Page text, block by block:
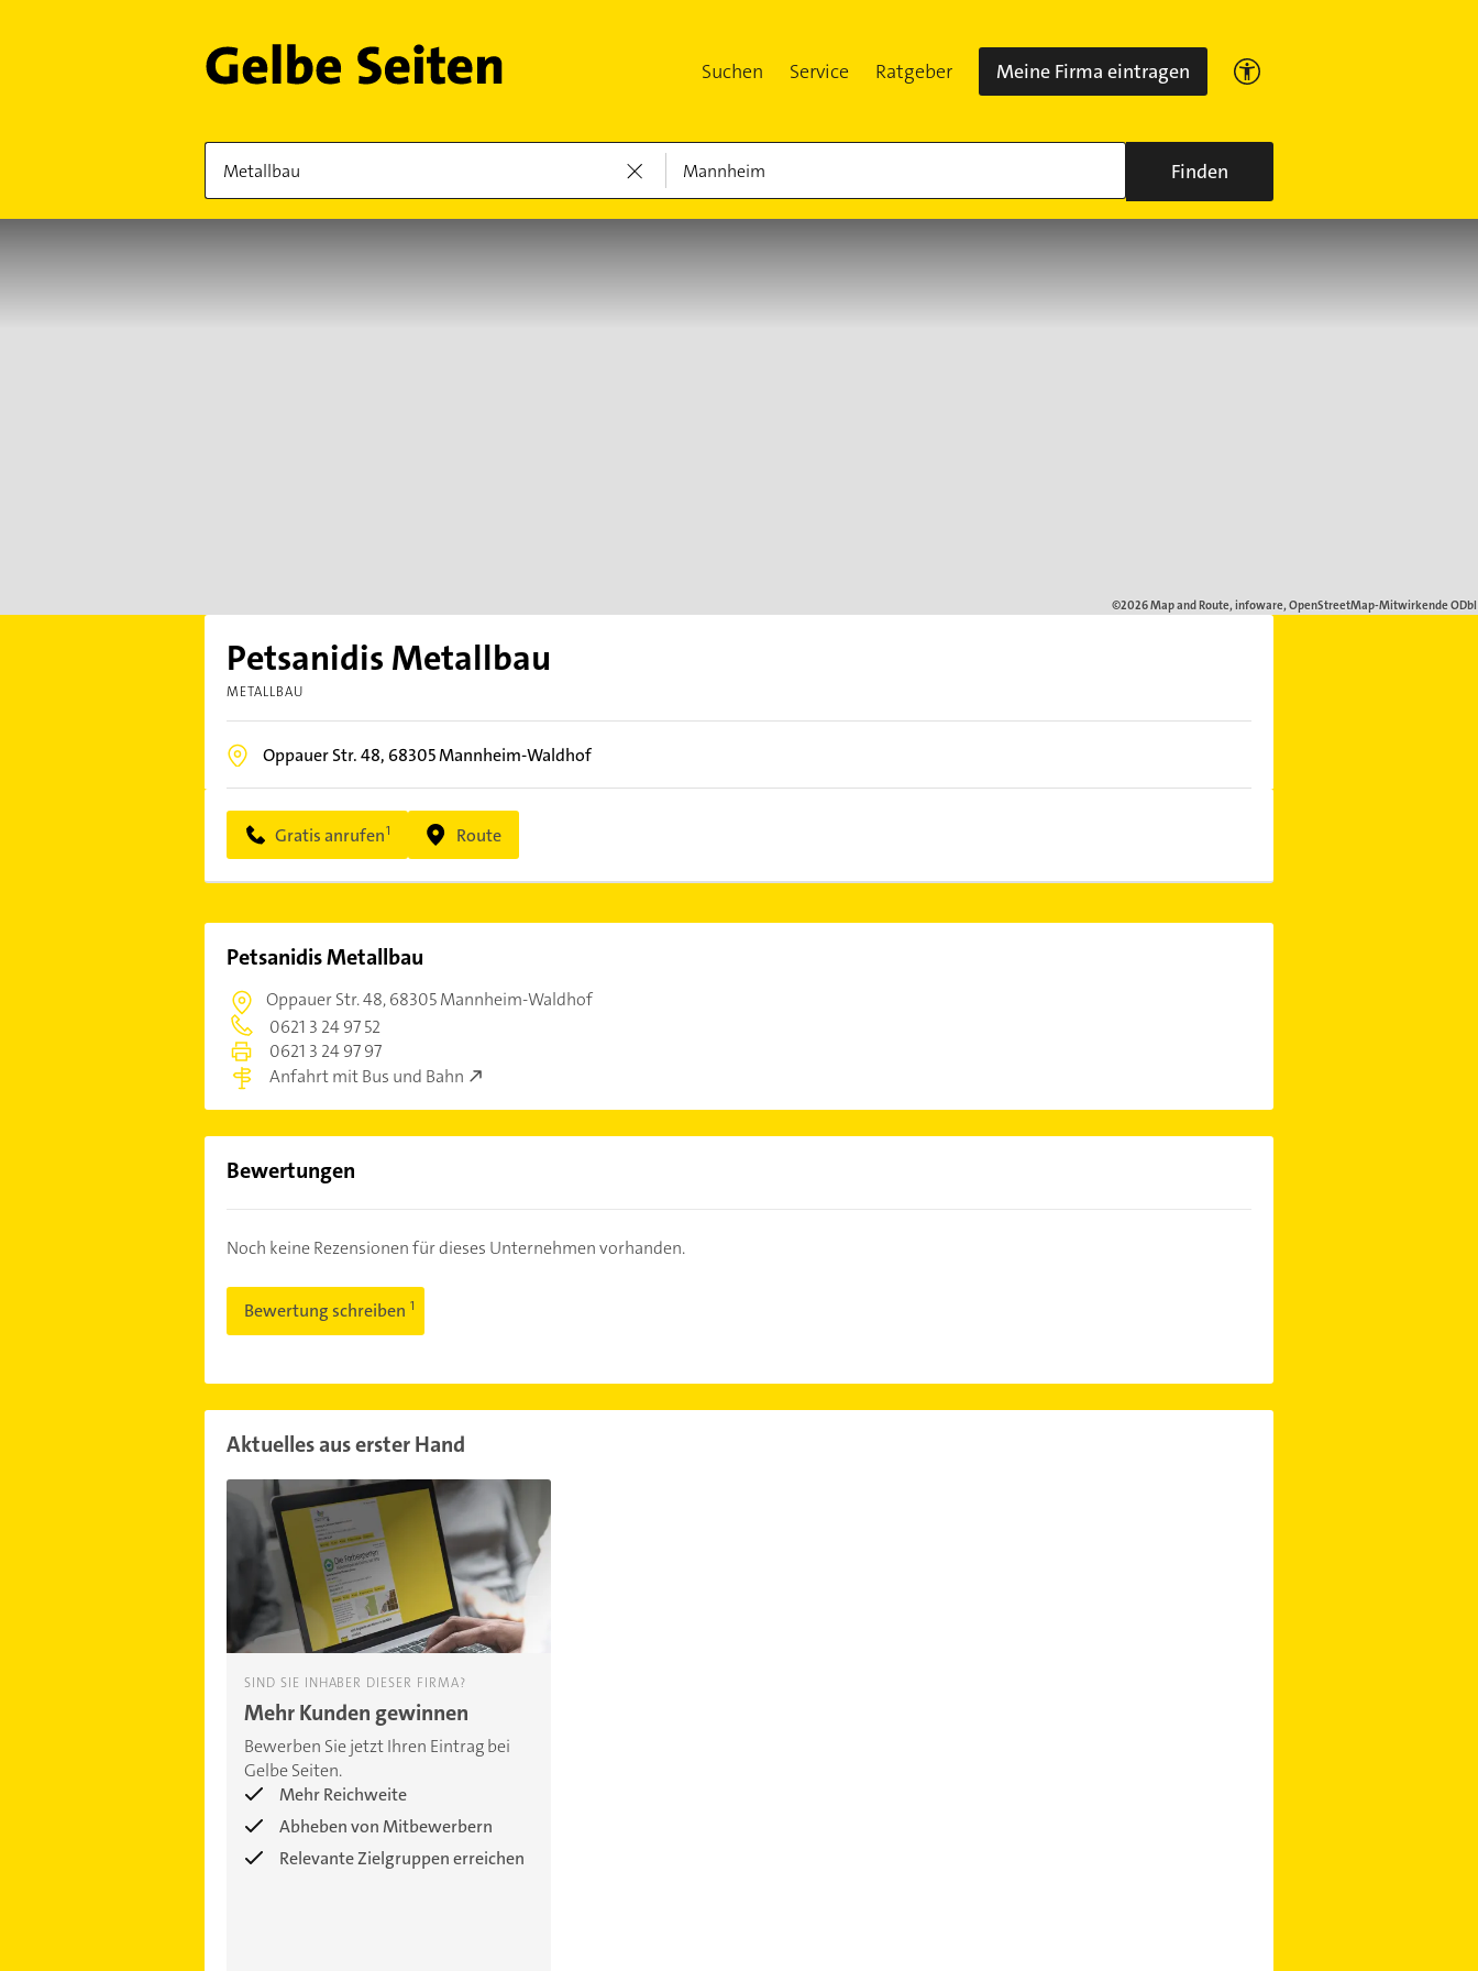
Suchen Service Ratgeber Meine Firma eintragen
Finden
Petsanidis Metallbau
METALLBAU
Oppauer Str. 48, 68305Mannheim-Waldhof
Gratis anrufen Route
Petsanidis Metallbau
Oppauer Str. 48,68305 Mannheim-Waldhof
0621 3 24 97 52
0621 3 24 97 97
Anfahrt mit Bus und Bahn
Bewertungen
Noch keine Rezensionen für dieses Unternehmen vorhanden.
Bewertung schreiben
Aktuelles aus erster Hand
SIND SIE INHABER DIESER FIRMA?
Mehr Kunden gewinnen
Bewerben Sie jetzt Ihren Eintrag bei
Gelbe Seiten.
Mehr Reichweite
Abheben von Mitbewerbern
Relevante Zielgruppen erreichen